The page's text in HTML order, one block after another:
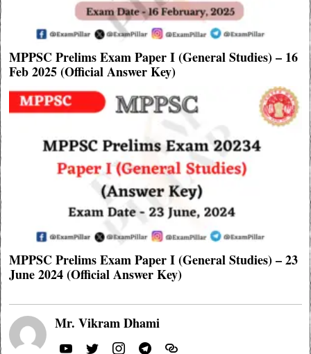
MPPSC Prelims Exam Paper I (General Studies) – 16
Feb 2025 (Official Answer Key)
MPPSC Prelims Exam Paper I (General Studies) – 23
June 2024 (Official Answer Key)
Mr. Vikram Dhami